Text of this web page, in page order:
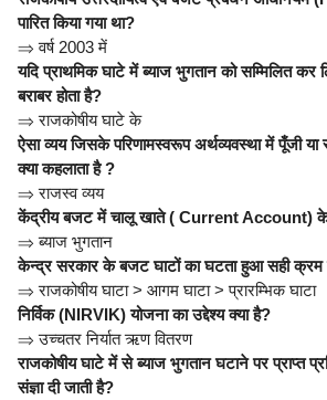
पारित किया गया था?
⇒ वर्ष 2003 में
यदि प्राथमिक घाटे में ब्याज भुगतान को सम्मिलित कर
बराबर होता है?
⇒ राजकोषीय घाटे के
ऐसा व्यय जिसके परिणामस्वरूप अर्थव्यवस्था में पूँजी या
क्या कहलाता है ?
⇒राजस्व व्यय
केंद्रीय बजट में चालू खाते ( Current Account) के
⇒ब्याज भुगतान
केन्द्र सरकार के बजट घाटों का घटता हुआ सही क्रम
⇒ राजकोषीय घाटा > आगम घाटा > प्रारम्भिक घाटा
निर्विक (NIRVIK) योजना का उद्देश्य क्या है?
⇒ उच्चतर निर्यात ऋण वितरण
राजकोषीय घाटे में से ब्याज भुगतान घटाने पर प्राप्त
संज्ञा दी जाती है?